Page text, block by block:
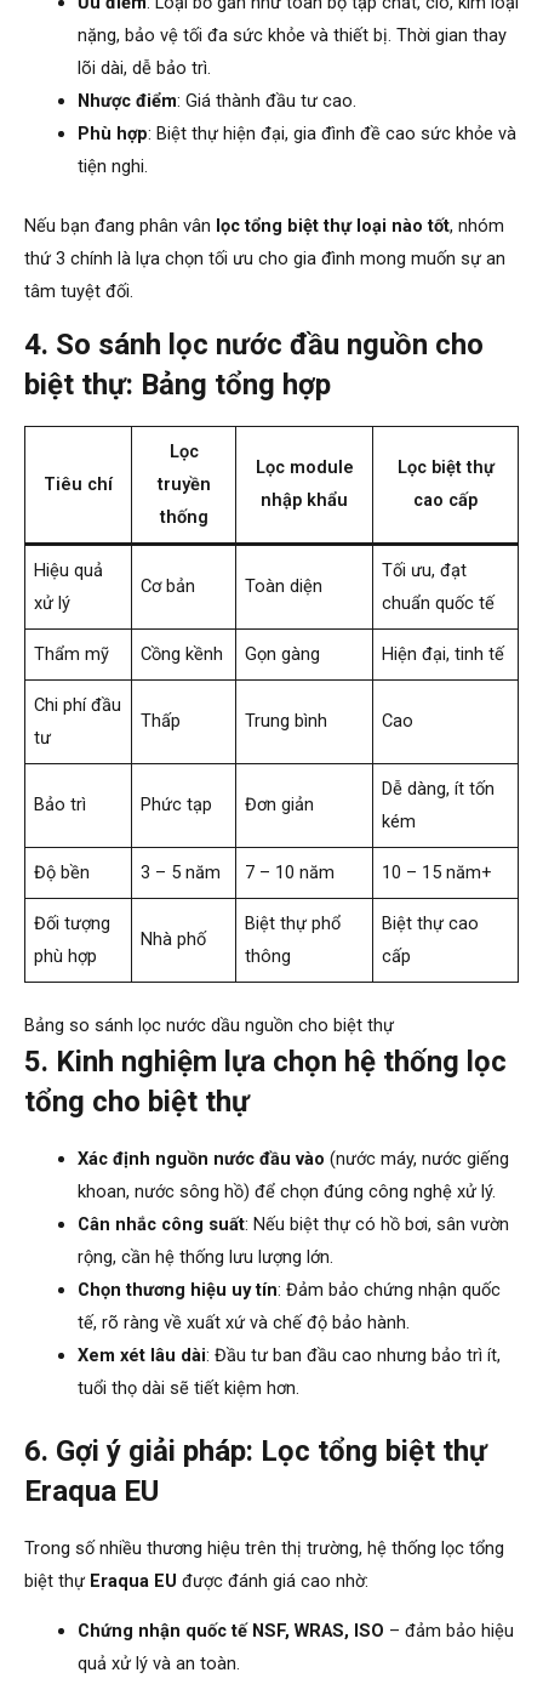
nặng, bảo vệ tối đa sức khỏe và thiết bị. Thời gian thay
lõi dài, dễ bảo trì.
Nhược điểm: Giá thành đầu tư cao.
Phù hợp: Biệt thự hiện đại, gia đình đề cao sức khỏe và
tiện nghi.
Nếu bạn đang phân vân lọc tổng biệt thự loại nào tốt, nhóm
thứ 3 chính là lựa chọn tối ưu cho gia đình mong muốn sự an
tâm tuyệt đối.
4. So sánh lọc nước đầu nguồn cho
biệt thự: Bảng tổng hợp
Tiêu chí
Lọc
truyền
thống
Lọc module
nhập khẩu
Lọc biệt thự
cao cấp
Hiệu quả
xử lý
Cơ bản Toàn diện
Tối ưu, đạt
chuẩn quốc tế
Thẩm mỹ Cồng kềnh Gọn gàng Hiện đại, tinh tế
Chi phí đầu
tư
Thấp Trung bình Cao
Bảo trì Phức tạp Đơn giản
Dễ dàng, ít tốn
kém
Độ bền 3 – 5 năm 7 – 10 năm 10 – 15 năm+
Đối tượng
phù hợp
Nhà phố
Biệt thự phổ
thông
Biệt thự cao
cấp
Bảng so sánh lọc nước dầu nguồn cho biệt thự
5. Kinh nghiệm lựa chọn hệ thống lọc
tổng cho biệt thự
Xác định nguồn nước đầu vào (nước máy, nước giếng
khoan, nước sông hồ) để chọn đúng công nghệ xử lý.
Cân nhắc công suất: Nếu biệt thự có hồ bơi, sân vườn
rộng, cần hệ thống lưu lượng lớn.
Chọn thương hiệu uy tín: Đảm bảo chứng nhận quốc
tế, rõ ràng về xuất xứ và chế độ bảo hành.
Xem xét lâu dài: Đầu tư ban đầu cao nhưng bảo trì ít,
tuổi thọ dài sẽ tiết kiệm hơn.
6. Gợi ý giải pháp: Lọc tổng biệt thự
Eraqua EU
Trong số nhiều thương hiệu trên thị trường, hệ thống lọc tổng
biệt thự Eraqua EU được đánh giá cao nhờ:
Chứng nhận quốc tế NSF, WRAS, ISO – đảm bảo hiệu
quả xử lý và an toàn.